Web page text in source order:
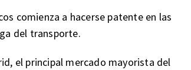
comienza a hacerse patente en las
del transporte.
el principal mercado mayorista del